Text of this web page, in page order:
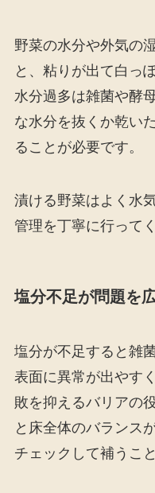
野菜の水分や外気の
と、粘りが出て白っ
水分過多は雑菌や酵
な水分を抜くか乾い
ることが必要です。
漬ける野菜はよく水
管理を丁寧に行って
塩分不足が問題を
塩分が不足すると雑
表面に異常が出やす
敗を抑えるバリアの
と床全体のバランス
チェックして補うこ